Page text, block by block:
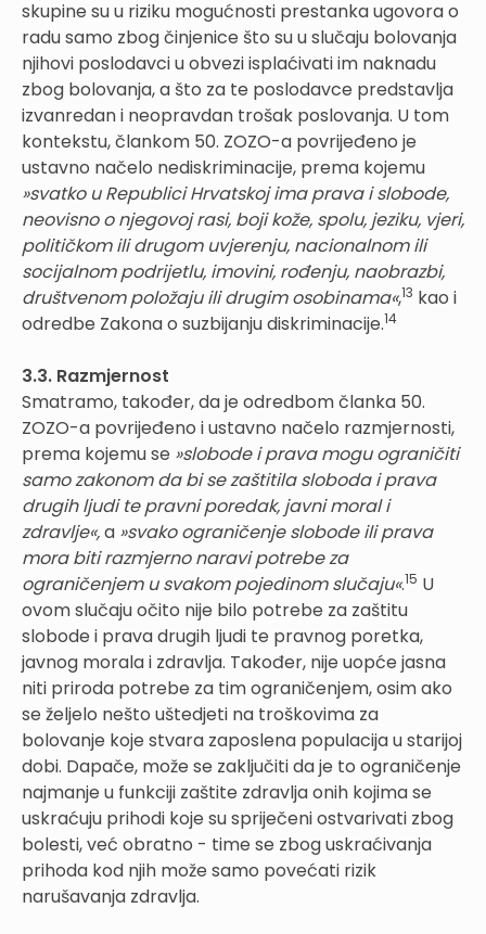
skupine su u riziku mogućnosti prestanka ugovora o
radu samo zbog činjenice što su u slučaju bolovanja
njihovi poslodavci u obvezi isplaćivati im naknadu
zbog bolovanja, a što za te poslodavce predstavlja
izvanredan i neopravdan trošak poslovanja. U tom
kontekstu, člankom 50. ZOZO-a povrijeđeno je
ustavno načelo nediskriminacije, prema kojemu
»svatko u Republici Hrvatskoj ima prava i slobode,
neovisno o njegovoj rasi, boji kože, spolu, jeziku, vjeri,
političkom ili drugom uvjerenju, nacionalnom ili
socijalnom podrijetlu, imovini, rođenju, naobrazbi,
društvenom položaju ili drugim osobinama«,13 kao i
odredbe Zakona o suzbijanju diskriminacije.14
3.3. Razmjernost
Smatramo, također, da je odredbom članka 50.
ZOZO-a povrijeđeno i ustavno načelo razmjernosti,
prema kojemu se »slobode i prava mogu ograničiti
samo zakonom da bi se zaštitila sloboda i prava
drugih ljudi te pravni poredak, javni moral i
zdravlje«,a »svako ograničenje slobode ili prava
mora biti razmjerno naravi potrebe za
ograničenjem u svakom pojedinom slučaju«.15 U
ovom slučaju očito nije bilo potrebe za zaštitu
slobode i prava drugih ljudi te pravnog poretka,
javnog morala i zdravlja. Također, nije uopće jasna
niti priroda potrebe za tim ograničenjem, osim ako
se željelo nešto uštedjeti na troškovima za
bolovanje koje stvara zaposlena populacija u starijoj
dobi. Dapače, može se zaključiti da je to ograničenje
najmanje u funkciji zaštite zdravlja onih kojima se
uskraćuju prihodi koje su spriječeni ostvarivati zbog
bolesti, već obratno - time se zbog uskraćivanja
prihoda kod njih može samo povećati rizik
narušavanja zdravlja.